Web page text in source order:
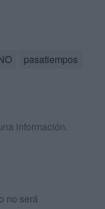
pasatiempos
información.
no será